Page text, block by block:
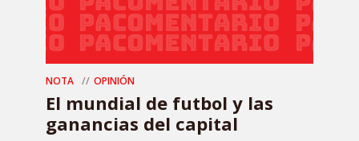
NOTA OPINIÓN
El mundial de futbol y las
ganancias del capital